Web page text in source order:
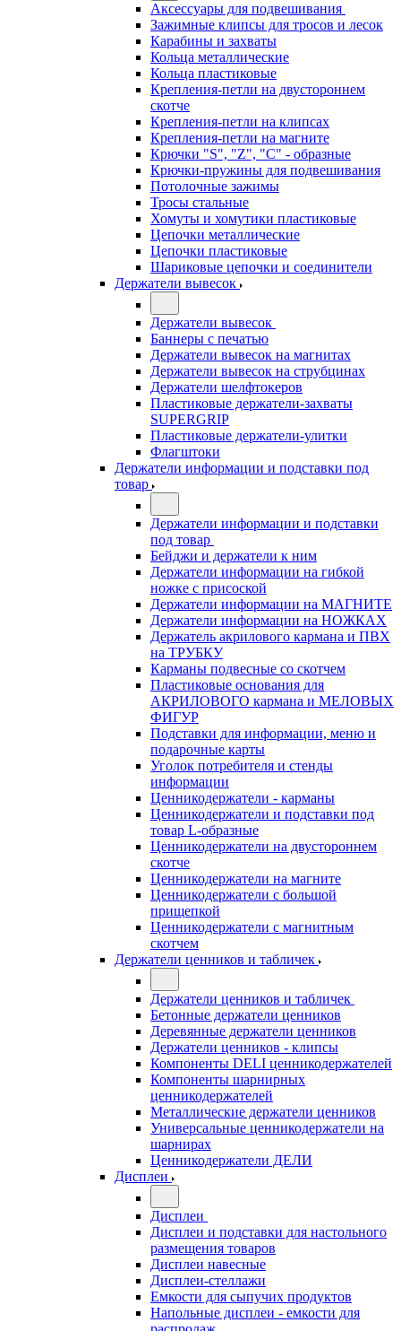
Аксессуары для подвешивания
Зажимные клипсы для тросов и лесок
Карабины и захваты
Кольца металлические
Кольца пластиковые
Крепления-петли на двустороннем
скотче
Крепления-петли на клипсах
Крепления-петли на магните
Крючки "S", "Z", "C" - образные
Крючки-пружины для подвешивания
Потолочные зажимы
Тросы стальные
Хомуты и хомутики пластиковые
Цепочки металлические
Цепочки пластиковые
Шариковые цепочки и соединители
Держатели вывесок
Держатели вывесок
Баннеры с печатью
Держатели вывесок на магнитах
Держатели вывесок на струбцинах
Держатели шелфтокеров
Пластиковые держатели-захваты
SUPERGRIP
Пластиковые держатели-улитки
Флагштоки
Держатели информации и подставки под
товар
Держатели информации и подставки
под товар
Бейджи и держатели к ним
Держатели информации на гибкой
ножке с присоской
Держатели информации на МАГНИТЕ
Держатели информации на НОЖКАХ
Держатель акрилового кармана и ПВХ
на ТРУБКУ
Карманы подвесные со скотчем
Пластиковые основания для
АКРИЛОВОГО кармана и МЕЛОВЫХ
ФИГУР
Подставки для информации, меню и
подарочные карты
Уголок потребителя и стенды
информации
Ценникодержатели - карманы
Ценникодержатели и подставки под
товар L-образные
Ценникодержатели на двустороннем
скотче
Ценникодержатели на магните
Ценникодержатели с большой
прищепкой
Ценникодержатели с магнитным
скотчем
Держатели ценников и табличек
Держатели ценников и табличек
Бетонные держатели ценников
Деревянные держатели ценников
Держатели ценников - клипсы
Компоненты DELI ценникодержателей
Компоненты шарнирных
ценникодержателей
Металлические держатели ценников
Универсальные ценникодержатели на
шарнирах
Ценникодержатели ДЕЛИ
Дисплеи
Дисплеи
Дисплеи и подставки для настольного
размещения товаров
Дисплеи навесные
Дисплеи-стеллажи
Емкости для сыпучих продуктов
Напольные дисплеи - емкости для